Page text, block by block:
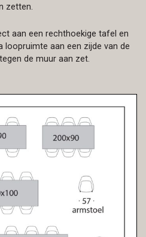
zetten.
aan een rechthoekige tafel en
loopruimte aan een zijde van de
de muur aan zet.